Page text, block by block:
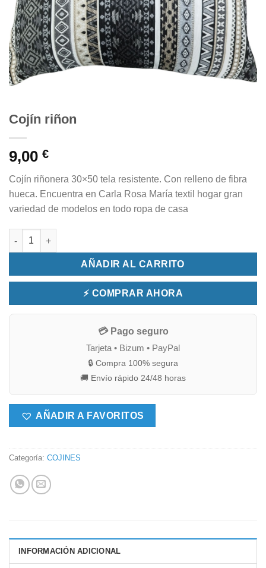
Cojín riñon
9,00 €
Cojín riñonera 30×50 tela resistente. Con relleno de fibra
hueca. Encuentra en Carla Rosa María textil hogar gran
variedad de modelos en todo ropa de casa
Cojín riñon cantidad
AÑADIR AL CARRITO
⚡ COMPRAR AHORA
💳 Pago seguro
Tarjeta • Bizum • PayPal
🔒 Compra 100% segura
🚚 Envío rápido 24/48 horas
AÑADIR A FAVORITOS
Categoría: COJINES
INFORMACIÓN ADICIONAL